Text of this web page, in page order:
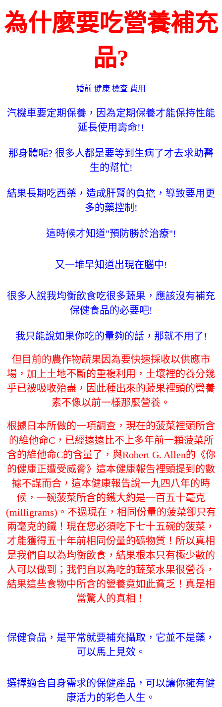
為什麼要吃營養補充
品?
婚前 健康 檢查 費用
汽機車要定期保養，因為定期保養才能保持性能
延長使用壽命!!
那身體呢? 很多人都是要等到生病了才去求助醫
生的幫忙!
結果長期吃西藥，造成肝腎的負擔，導致要用更
多的藥控制!
這時候才知道"預防勝於治療"!
又一堆早知道出現在腦中!
很多人說我均衡飲食吃很多蔬果，應該沒有補充
保健食品的必要吧!
我只能說如果你吃的量夠的話，那就不用了!
但目前的農作物蔬果因為要快速採收以供應市
場，加上土地不斷的重複利用，土壤裡的養分幾
乎已被吸收殆盡，因此種出來的蔬果裡頭的營養
素不像以前一樣那麼營養。
根據日本所做的一項調查，現在的菠菜裡頭所含
的維他命C，已經遠遠比不上多年前一顆菠菜所
含的維他命C的含量了，與Robert G. Allen的《你
的健康正遭受威脅》這本健康報告裡頭提到的數
據不謀而合，這本健康報告說一九四八年的時
候，一碗菠菜所含的鐵大約是一百五十毫克
(milligrams)。不過現在，相同份量的菠菜卻只有
兩毫克的鐵！現在您必須吃下七十五碗的菠菜，
才能獲得五十年前相同份量的礦物質！所以真相
是我們自以為均衡飲食，結果根本只有極少數的
人可以做到；我們自以為吃的蔬菜水果很營養，
結果這些食物中所含的營養竟如此貧乏！真是相
當驚人的真相！
保健食品，是平常就要補充攝取，它並不是藥，
可以馬上見效。
選擇適合自身需求的保健產品，可以讓你擁有健
康活力的彩色人生。